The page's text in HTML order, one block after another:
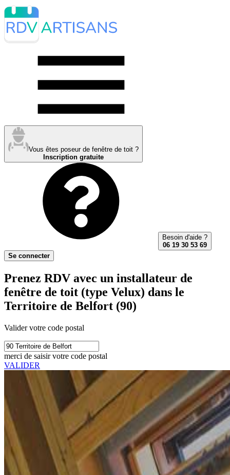
Vous êtes poseur de fenêtre de toit ?
Inscription gratuite
Besoin d'aide ?
06 19 30 53 69
Se connecter
Prenez RDV avec un installateur de
fenêtre de toit (type Velux) dans le
Territoire de Belfort (90)
Valider votre code postal
merci de saisir votre code postal
VALIDER